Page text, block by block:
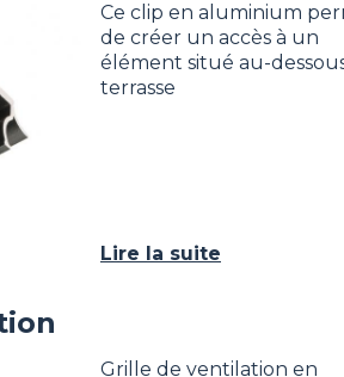
Ce clip en aluminium
de créer un accès à un
élément situé au-
terrasse
Lire la suite
Grille de ventilation en